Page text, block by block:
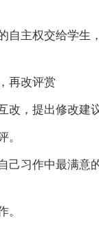
自主权交给学生
再改评赏
改，提出修改建议
。
己习作中最满意
。